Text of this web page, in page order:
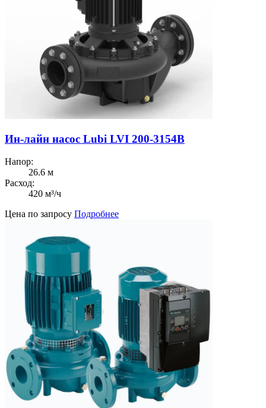
Ин-лайн насос Lubi LVI 200-3154B
Напор:
26.6 м
Расход:
420 м³/ч
Цена по запросу Подробнее